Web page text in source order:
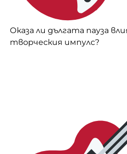
Оказа ли дългата пауза
творческия импулс?